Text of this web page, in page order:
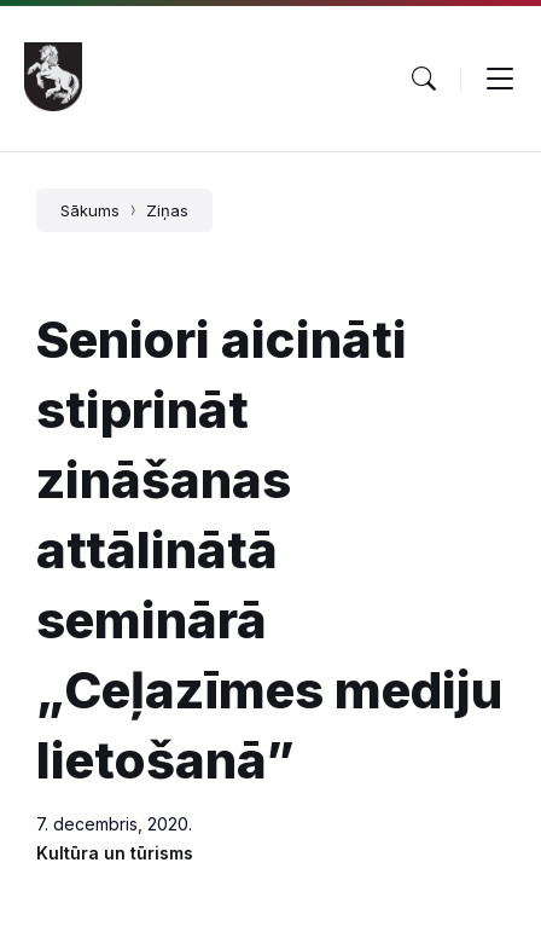
Pāriet
saturu
Skip
main
navigation
Skip
footer
Sākums Ziņas
Seniori aicināti
stiprināt
zināšanas
attālinātā
seminārā
„Ceļazīmes mediju
lietošanā”
7. decembris, 2020.
Kultūra un tūrisms